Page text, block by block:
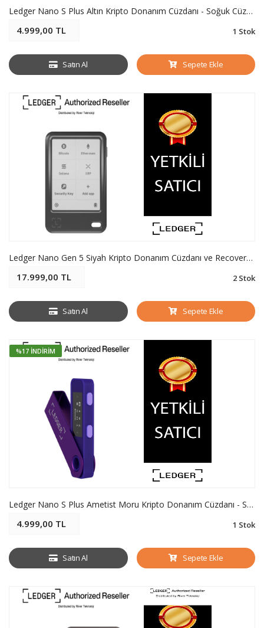
Ledger Nano S Plus Altın Kripto Donanım Cüzdanı - Soğuk Cüzdan
4.999,00 TL 1 Stok
Satın Al Sepete Ekle
Ledger Nano Gen 5 Siyah Kripto Donanım Cüzdanı ve Recovery Key - Soğuk Cüzdan
17.999,00 TL 2 Stok
Satın Al Sepete Ekle
%17 İNDIRIM
Ledger Nano S Plus Ametist Moru Kripto Donanım Cüzdanı - Soğuk Cüzdan
4.999,00 TL 1 Stok
Satın Al Sepete Ekle